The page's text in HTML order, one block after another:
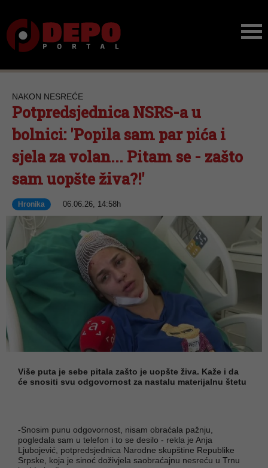
NAKON NESREĆE
Potpredsjednica NSRS-a u
bolnici: 'Popila sam par pića i
sjela za volan... Pitam se - zašto
sam uopšte živa?!'
Hronika 06.06.26, 14:58h
Više puta je sebe pitala zašto je uopšte živa. Kaže i da
će snositi svu odgovornost za nastalu materijalnu štetu
-Snosim punu odgovornost, nisam obraćala pažnju,
pogledala sam u telefon i to se desilo - rekla je Anja
Ljubojević, potpredsjednica Narodne skupštine Republike
Srpske, koja je sinoć doživjela saobraćajnu nesreću u Trnu